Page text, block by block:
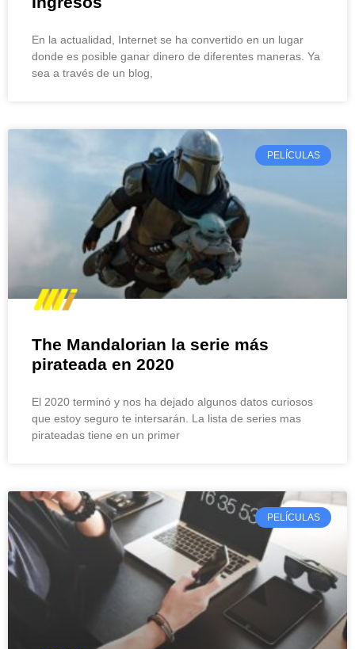
En la actualidad, Internet se ha convertido en un lugar
donde es posible ganar dinero de diferentes maneras. Ya
sea a través de un blog,
PELÍCULAS
The Mandalorian la serie más
pirateada en 2020
El 2020 terminó y nos ha dejado algunos datos curiosos
que estoy seguro te intersarán. La lista de series mas
pirateadas tiene en un primer
PELÍCULAS